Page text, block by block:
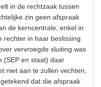
in de rechtzaak tussen
zin geen afspraak
de kerncentrale, enkel in
rechter in haar beslissing
vervroegde sluiting was
(SEP en staat) daar
niet aan te zullen vechten,
dat die afspraak